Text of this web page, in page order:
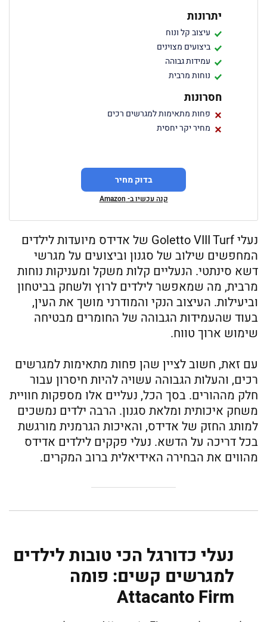
יתרונות
עיצוב קל ונוח
ביצועים מצוינים
עמידות גבוהה
נוחות מרבית
חסרונות
פחות מתאימות למגרשים רכים
מחיר יקר יחסית
בדוק מחיר
קנה עכשיו ב- Amazon
נעלי Goletto VIII Turf של אדידס מיועדות לילדים
המחפשים שילוב של סגנון וביצועים על מגרשי
דשא סינתטי. הנעליים קלות משקל ומעניקות נוחות
מרבית, מה שמאפשר לילדים לרוץ ולשחק בביטחון
וביעילות. העיצוב הנקי והמודרני מושך את העין,
בעוד שהעמידות הגבוהה של החומרים מבטיחה
שימוש ארוך טווח.
עם זאת, חשוב לציין שהן פחות מתאימות למגרשים
רכים, והעלות הגבוהה עשויה להיות חיסרון עבור
חלק מההורים. בסך הכל, נעליים אלו מספקות חוויית
משחק איכותית ומלאת סגנון. הרבה ילדים נמשכים
למותג החזק של אדידס, והאיכות הגרמנית מורגשת
בכל דריכה על הדשא. נעלי פקקים לילדים אדידס
מהווים את הבחירה האידיאלית ברוב המקרים.
נעלי כדורגל הכי טובות לילדים
למגרשים קשים: פומה
Attacanto Firm